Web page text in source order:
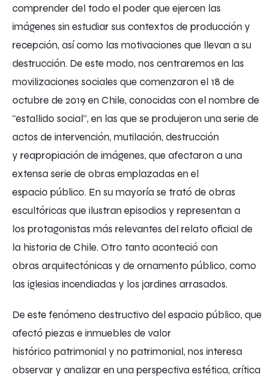
comprender del todo el poder que ejercen las
imágenes sin estudiar sus contextos de producción y
recepción, así como las motivaciones que llevan a su
destrucción. De este modo, nos centraremos en las
movilizaciones sociales que comenzaron el 18 de
octubre de 2019 en Chile, conocidas con el nombre de
“estallido social”, en las que se produjeron una serie de
actos de intervención, mutilación, destrucción
y reapropiación de imágenes, que afectaron a una
extensa serie de obras emplazadas en el
espacio público. En su mayoría se trató de obras
escultóricas que ilustran episodios y representan a
los protagonistas más relevantes del relato oficial de
la historia de Chile. Otro tanto aconteció con
obras arquitectónicas y de ornamento público, como
las iglesias incendiadas y los jardines arrasados.
De este fenómeno destructivo del espacio público, que
afectó piezas e inmuebles de valor
histórico patrimonial y no patrimonial, nos interesa
observar y analizar en una perspectiva estética, crítica